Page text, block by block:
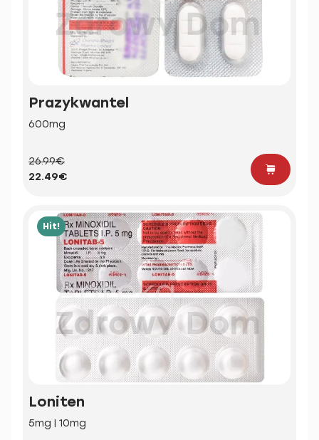
Prazykwantel
600mg
26.99€
22.49€
Hit!
Loniten
5mg | 10mg